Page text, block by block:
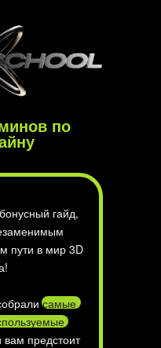
по
гайд,
пути в мир 3D
самые
предстоит